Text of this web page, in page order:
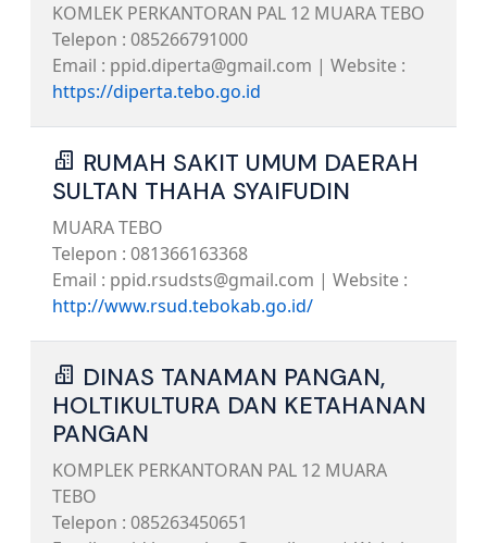
KOMLEK PERKANTORAN PAL 12 MUARA TEBO
Telepon : 085266791000
Email : ppid.diperta@gmail.com | Website :
https://diperta.tebo.go.id
RUMAH SAKIT UMUM DAERAH
SULTAN THAHA SYAIFUDIN
MUARA TEBO
Telepon : 081366163368
Email : ppid.rsudsts@gmail.com | Website :
http://www.rsud.tebokab.go.id/
DINAS TANAMAN PANGAN,
HOLTIKULTURA DAN KETAHANAN
PANGAN
KOMPLEK PERKANTORAN PAL 12 MUARA
TEBO
Telepon : 085263450651